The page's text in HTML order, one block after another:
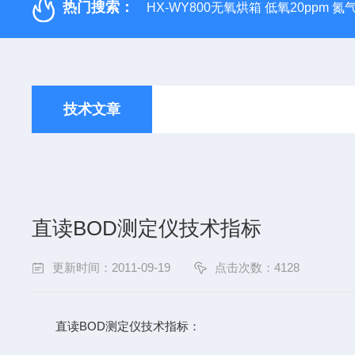
热门搜索： HX-WY800无氧烘箱 低氧20ppm 氮
技术文章
直读BOD测定仪技术指标
更新时间：2011-09-19 点击次数：4128
直读BOD测定仪技术指标：